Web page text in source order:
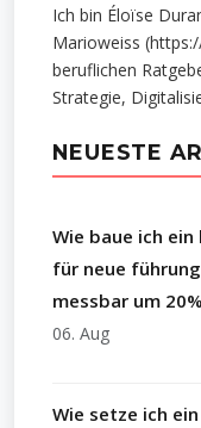
Ich bin Éloïse
Marioweiss
beruflichen
Strategie,
NEUESTE
Wie baue ich
für neue
messbar um
06. Aug
Wie setze ich